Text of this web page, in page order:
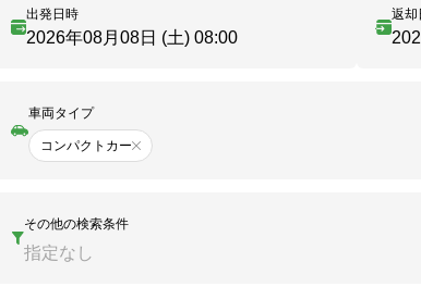
出発日時
2026年08月08日 (土) 08:00
返却
車両タイプ
コンパクトカー
その他の検索条件
指定なし